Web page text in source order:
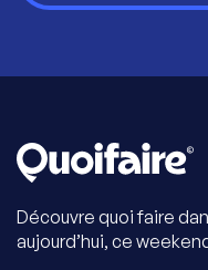
Découvre quoi faire
aujourd’hui, ce